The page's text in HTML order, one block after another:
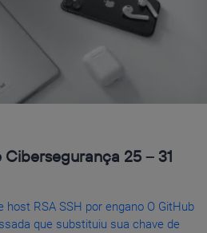
25 – 31
host RSA SSH por engano O GitHub
que substituiu sua chave de